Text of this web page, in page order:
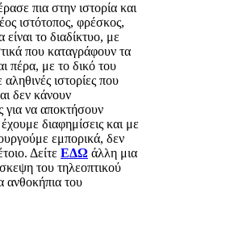
πια στην ιστορία και
ιστότοπος, φρέσκος,
το διαδίκτυο, με
που καταγράφουν τα
πέρα, με το δικό του
ιστορίες που
δεν κάνουν
για να αποκτήσουν
διαφημίσεις και με
εμπορικά, δεν
Δείτε ΕΔΩ άλλη μια
του τηλεοπτικού
ανθοκήπια του